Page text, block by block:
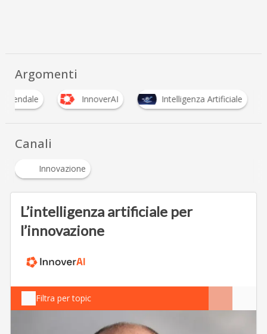
Argomenti
InnoverAI Intelligenza Artificiale
Canali
Innovazione
L’intelligenza artificiale per
l’innovazione
Filtra per topic